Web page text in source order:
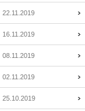
22.11.2019
16.11.2019
08.11.2019
02.11.2019
25.10.2019